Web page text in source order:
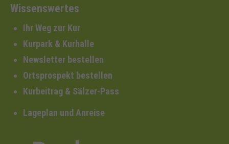
Wissenswertes
Ihr Weg zur Kur
Kurpark & Kurhalle
Newsletter bestellen
Ortsprospekt bestellen
Kurbeitrag & Sälzer-Pass
Lageplan und Anreise